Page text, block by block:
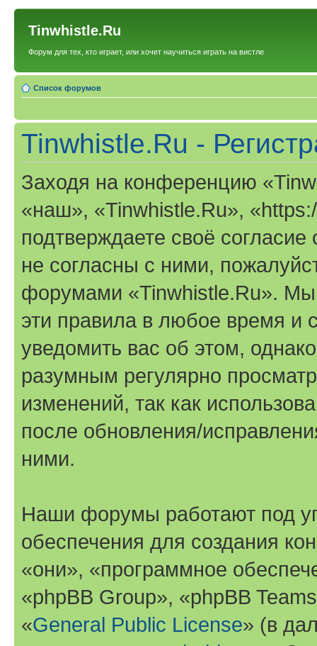
Tinwhistle.Ru
Форум для тех, кто играет, или хочет научиться играть на вистле
Список форумов
Tinwhistle.Ru -
Заходя на конференцию
«наш», «Tinwhistle.Ru»,
подтверждаете своё
не согласны с ними,
форумами «Tinwhistle.Ru». Мы
эти правила в любое время и
уведомить вас об этом,
разумным регулярно
изменений, так как
после обновления/
ними.
Наши форумы работают под
обеспечения для создания
«они», «программное
«phpBB Group», «phpBB
«General Public License» (в